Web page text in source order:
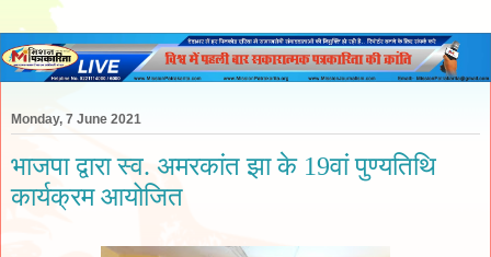
Monday, 7 June 2021
भाजपा द्वारा स्व. अमरकांत झा के 19वां पुण्यतिथि
कार्यक्रम आयोजित